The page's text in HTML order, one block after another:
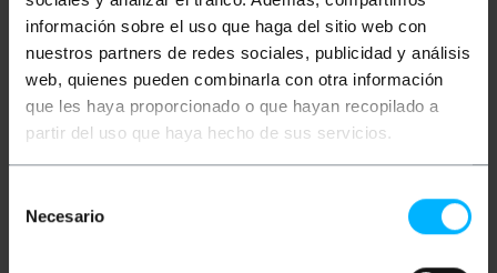
información sobre el uso que haga del sitio web con
nuestros partners de redes sociales, publicidad y análisis
web, quienes pueden combinarla con otra información
que les haya proporcionado o que hayan recopilado a
partir del uso que haya hecho de sus servicios.
Necesario
Schlüsselwörter
Hast du nicht gefunden, wonach du gesucht
hast? Diese Themen könnten Ihnen helfen
Schädlinge Insekten Fliegen
Moskitos